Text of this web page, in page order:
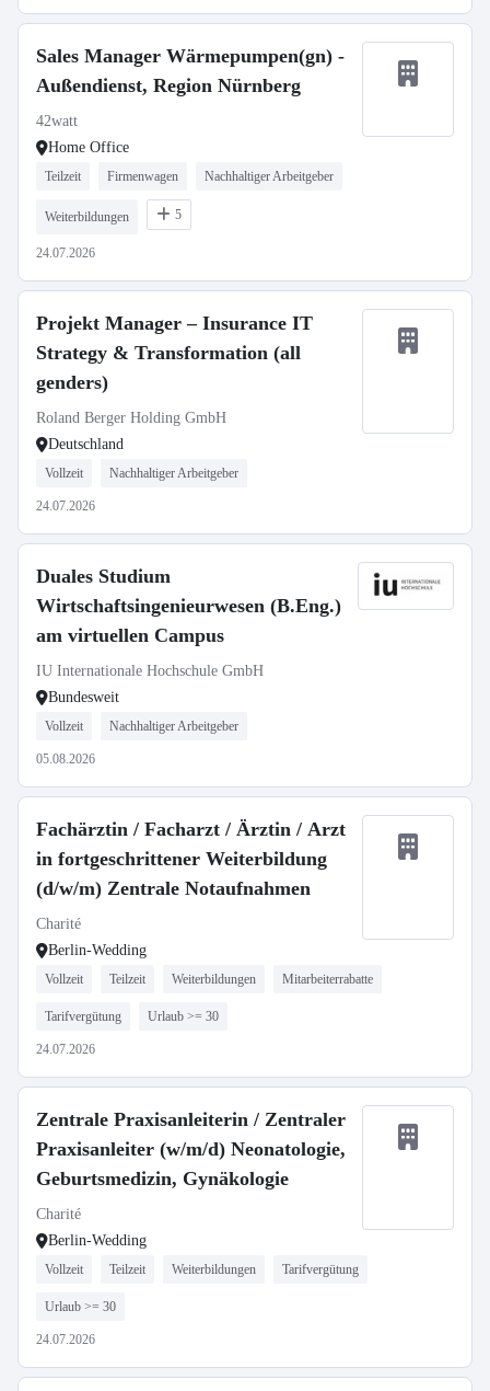
Sales Manager Wärmepumpen(gn) -
Außendienst, Region Nürnberg
42watt
Home Office
Teilzeit Firmenwagen Nachhaltiger Arbeitgeber
Weiterbildungen 5
24.07.2026
Projekt Manager – Insurance IT
Strategy & Transformation (all
genders)
Roland Berger Holding GmbH
Deutschland
Vollzeit Nachhaltiger Arbeitgeber
24.07.2026
Duales Studium
Wirtschaftsingenieurwesen (B.Eng.)
am virtuellen Campus
IU Internationale Hochschule GmbH
Bundesweit
Vollzeit Nachhaltiger Arbeitgeber
05.08.2026
Fachärztin / Facharzt / Ärztin / Arzt
in fortgeschrittener Weiterbildung
(d/w/m) Zentrale Notaufnahmen
Charité
Berlin-Wedding
Vollzeit Teilzeit Weiterbildungen Mitarbeiterrabatte
Tarifvergütung Urlaub >= 30
24.07.2026
Zentrale Praxisanleiterin / Zentraler
Praxisanleiter (w/m/d) Neonatologie,
Geburtsmedizin, Gynäkologie
Charité
Berlin-Wedding
Vollzeit Teilzeit Weiterbildungen Tarifvergütung
Urlaub >= 30
24.07.2026